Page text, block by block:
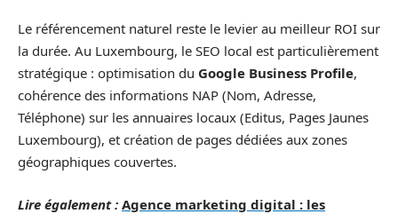
Le référencement naturel reste le levier au meilleur ROI sur
la durée. Au Luxembourg, le SEO local est particulièrement
stratégique : optimisation du Google Business Profile,
cohérence des informations NAP (Nom, Adresse,
Téléphone) sur les annuaires locaux (Editus, Pages Jaunes
Luxembourg), et création de pages dédiées aux zones
géographiques couvertes.
Lire également : Agence marketing digital : les